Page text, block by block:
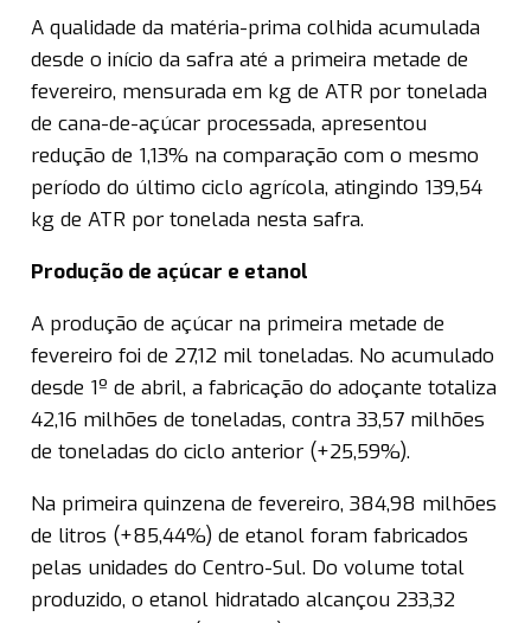
A qualidade da matéria-prima colhida acumulada
desde o início da safra até a primeira metade de
fevereiro, mensurada em kg de ATR por tonelada
de cana-de-açúcar processada, apresentou
redução de 1,13% na comparação com o mesmo
período do último ciclo agrícola, atingindo 139,54
kg de ATR por tonelada nesta safra.
Produção de açúcar e etanol
A produção de açúcar na primeira metade de
fevereiro foi de 27,12 mil toneladas. No acumulado
desde 1º de abril, a fabricação do adoçante totaliza
42,16 milhões de toneladas, contra 33,57 milhões
de toneladas do ciclo anterior (+25,59%).
Na primeira quinzena de fevereiro, 384,98 milhões
de litros (+85,44%) de etanol foram fabricados
pelas unidades do Centro-Sul. Do volume total
produzido, o etanol hidratado alcançou 233,32